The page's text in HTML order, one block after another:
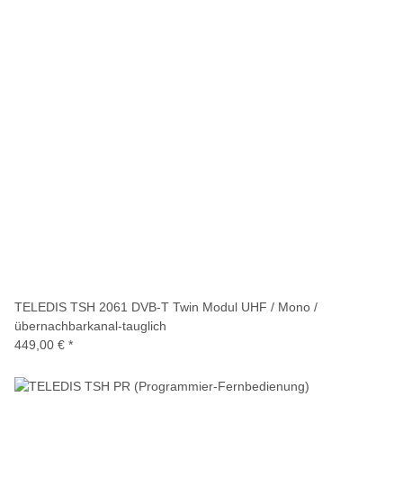
TELEDIS TSH 2061 DVB-T Twin Modul UHF / Mono /
übernachbarkanal-tauglich
449,00 € *